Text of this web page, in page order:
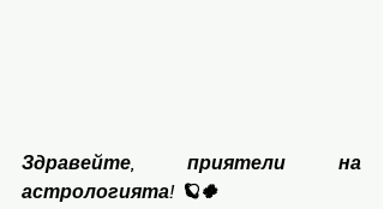
Здравейте, приятели на
астрологията! 🪐🍀